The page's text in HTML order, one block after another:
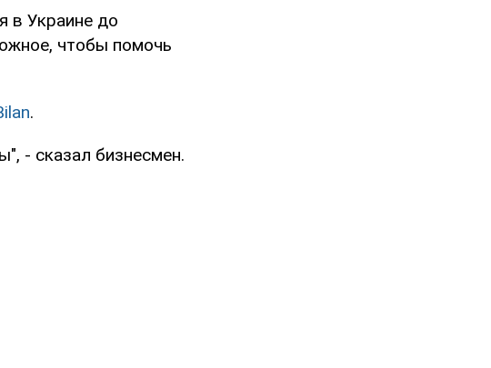
в Украине до
чтобы помочь
.
- сказал бизнесмен.